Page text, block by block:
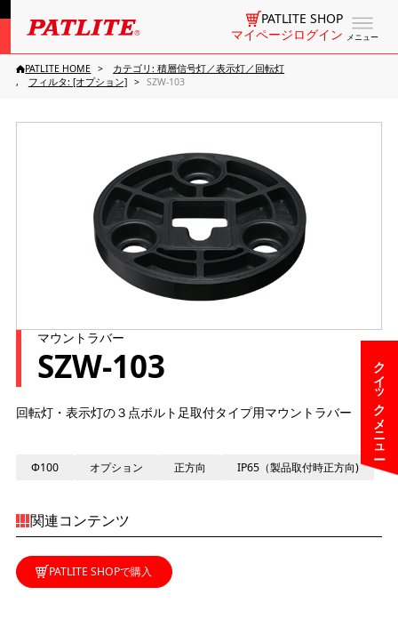
メニュー
PATLITE SHOP
マイページログイン
クイックメニュー
PATLITE HOME
カテゴリ: 積層信号灯／表示灯／回転灯
フィルタ: [オプション]
SZW-103
マウントラバー
SZW-103
回転灯・表示灯の３点ボルト足取付タイプ用マウントラバー
Φ100 オプション 正方向 IP65（製品取付時正方向)
関連コンテンツ
PATLITE SHOPで購入